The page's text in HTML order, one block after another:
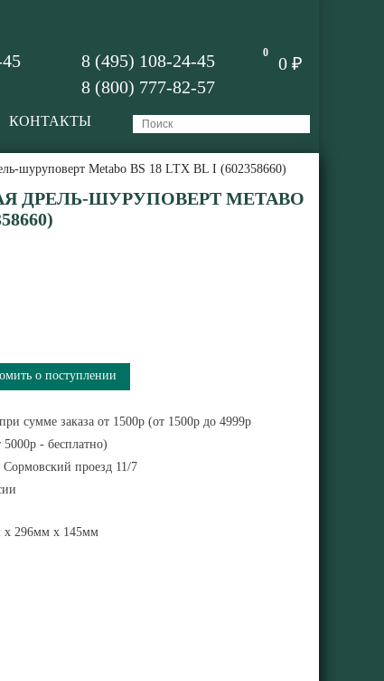
0
0 ₽
8 (495) 108-24-45
8 (800) 777-82-57
КОНТАКТЫ
шуруповерт Metabo BS 18 LTX BL I (602358660)
ДРЕЛЬ-ШУРУПОВЕРТ METABO
о поступлении
сумме заказа от 1500р (от 1500р до 4999р
5000р - бесплатно)
проезд 11/7
x 296мм x 145мм